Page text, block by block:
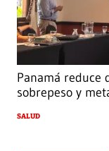
Panamá reduce
sobrepeso y
SALUD